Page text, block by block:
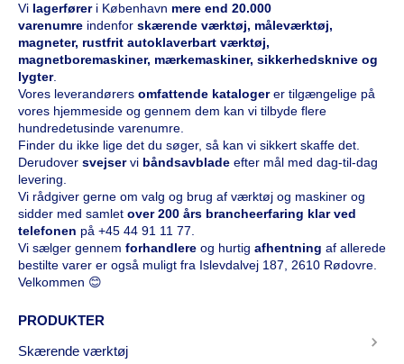
Vi lagerfører i København mere end 20.000
varenumre indenfor skærende værktøj, måleværktøj,
magneter, rustfrit autoklaverbart værktøj,
magnetboremaskiner, mærkemaskiner, sikkerhedsknive og
lygter.
Vores leverandørers omfattende katalogerer tilgængelige på
vores hjemmeside og gennem dem kan vi tilbyde flere
hundredetusinde varenumre.
Finder du ikke lige det du søger, så kan vi sikkert skaffe det.
Derudover svejservi båndsavblade efter mål med dag-til-dag
levering.
Vi rådgiver gerne om valg og brug af værktøj og maskiner og
sidder med samlet over 200 års brancheerfaring klar ved
telefonen på +45 44 91 11 77
Vi sælger gennem forhandlere og hurtig afhentning af allerede
bestilte varer er også muligt fra Islevdalvej 187, 2610 Rødovre.
Velkommen 😊
PRODUKTER
Skærende værktøj